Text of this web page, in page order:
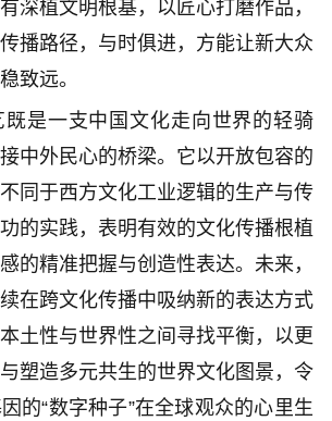
深植文明根基，以匠心打磨作品，
播路径，与时俱进，方能让新大众
致远。
一支中国文化走向世界的轻骑
中外民心的桥梁。它以开放包容的
同于西方文化工业逻辑的生产与传
的实践，表明有效的文化传播根植
的精准把握与创造性表达。未来，
在跨文化传播中吸纳新的表达方式
土性与世界性之间寻找平衡，以更
塑造多元共生的世界文化图景，令
的“数字种子”在全球观众的心里生